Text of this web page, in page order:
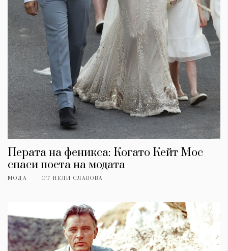
Перата на феникса: Когато Кейт Мос
спаси поета на модата
МОДА ОТ НЕЛИ СЛАВОВА